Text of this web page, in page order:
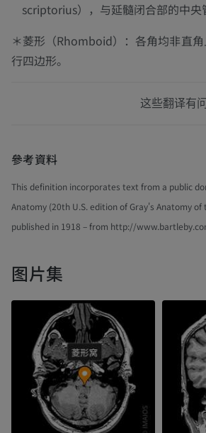
scriptorius），与延髓闭合部的中央
＊菱形（Rhomboid）：各角均非直
行四边形。
这些翻译有
參考資料
This definition incorporates text from a public
Anatomy (20th U.S. edition of Gray's Anatomy of
published in 1918 – from http://
图片集